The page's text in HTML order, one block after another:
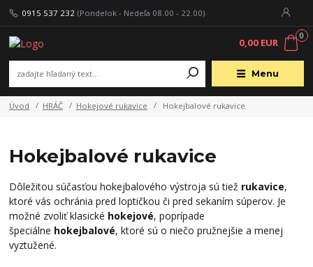
Menu
0915 537 232 (Pondelok - Nedeľa 08.00 - 22.00)
0
0,00 EUR
Úvod HRÁČ Hokejové rukavice Hokejbalové rukavice
Hokejbalové rukavice
Dôležitou súčasťou hokejbalového výstroja sú tiež rukavice,
ktoré vás ochránia pred loptičkou či pred sekaním súperov. Je
možné zvoliť klasické hokejové, poprípade
špeciálne hokejbalové, ktoré sú o niečo pružnejšie a menej
vyztužené.